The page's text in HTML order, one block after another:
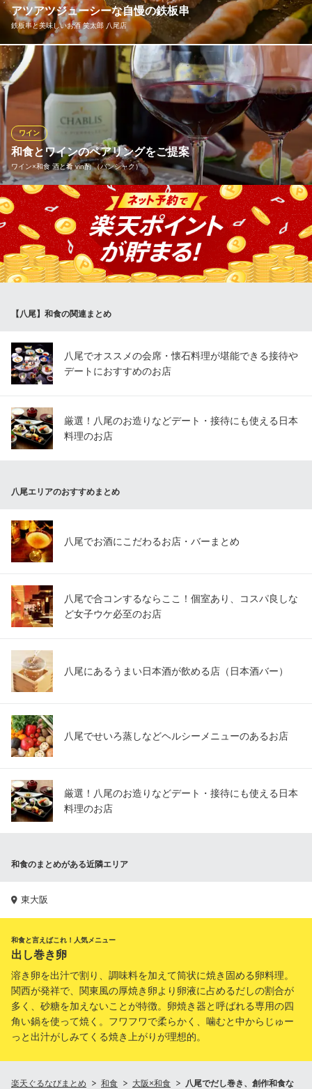
安く楽しめる大衆酒場
近鉄大阪線近鉄八尾駅 徒歩1分
大阪府八尾市北本町2-15-32 梅村ビル2F
アツアツジューシーな自慢の鉄板串
鉄板串と美味しいお酒 笑太郎 八尾店
名物“創作鉄板串”は、約30種類を160円（税抜）～と豊富な種類を
リーズナブルにご提供。新鮮食材をオリーブオイル100％で丁寧に
焼き上げています。高級ステーキを思わせる味に驚くことうけあ
いの牛ハラミ串や、フォアグラのブルスケッタ串といった女性に
好評の串も豊富。一手間も二手間もかけた逸品をぜひお試しくだ
さい。
鉄板串と美味しいお酒 笑太郎 八尾店
創作鉄板串と厳選地酒
近鉄大阪線近鉄八尾駅 徒歩3分
大阪府八尾市東本町3-9-36 板倉ビル1F
和食とワインのペアリングをご提案
ワイン×和食 酒と肴 vin酌 （バンシャク）
ワイン
店内には大きなワインセラーがあり、様々な銘柄のワインを取り
揃えています。資格を持ったソムリエが、料理の美味しさを最大
限に引き立てるペアリングをご提案いたします。ワインだけでな
く日本酒や焼酎などもございますので、お好みのお酒とともにお
食事をお楽しみください。
八尾の隠れ家居酒屋
大阪府八尾市北本町2-12-1
【八尾】和食の関連まとめ
八尾でオススメの会席・懐石料理が堪能できる接待や
デートにおすすめのお店
厳選！八尾のお造りなどデート・接待にも使える日本
料理のお店
八尾エリアのおすすめまとめ
八尾でお酒にこだわるお店・バーまとめ
八尾で合コンするならここ！個室あり、コスパ良しな
ど女子ウケ必至のお店
八尾にあるうまい日本酒が飲める店（日本酒バー）
八尾でせいろ蒸しなどヘルシーメニューのあるお店
厳選！八尾のお造りなどデート・接待にも使える日本
料理のお店
和食のまとめがある近隣エリア
東大阪
和食と言えばこれ！人気メニュー
出し巻き卵
溶き卵を出汁で割り、調味料を加えて筒状に焼き固める卵料理。
関西が発祥で、関東風の厚焼き卵より卵液に占めるだしの割合が
多く、砂糖を加えないことが特徴。卵焼き器と呼ばれる専用の四
角い鍋を使って焼く。フワフワで柔らかく、噛むと中からじゅー
っと出汁がしみてくる焼き上がりが理想的。
楽天ぐるなびまとめ 和食 大阪×和食 八尾でだし巻き、創作和食な